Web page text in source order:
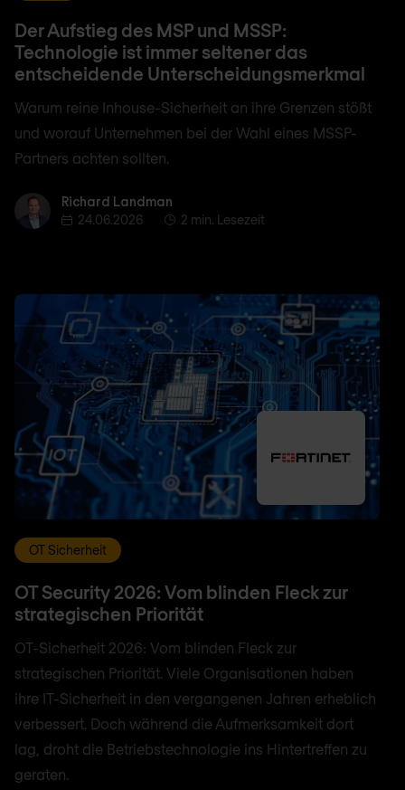
Der Aufstieg des MSP und MSSP:
Technologie ist immer seltener das
entscheidende Unterscheidungsmerkmal
Warum reine Inhouse-Sicherheit an ihre Grenzen stößt
und worauf Unternehmen bei der Wahl eines MSSP-
Partners achten sollten.
Richard Landman
Richard Landman
24.06.2026
2 min. Lesezeit
OT Sicherheit
OT Security 2026: Vom blinden Fleck zur
strategischen Priorität
OT-Sicherheit 2026: Vom blinden Fleck zur
strategischen Priorität. Viele Organisationen haben
ihre IT-Sicherheit in den vergangenen Jahren erheblich
verbessert. Doch während die Aufmerksamkeit dort
lag, droht die Betriebstechnologie ins Hintertreffen zu
geraten.